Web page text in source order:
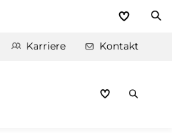
Karriere Kontakt